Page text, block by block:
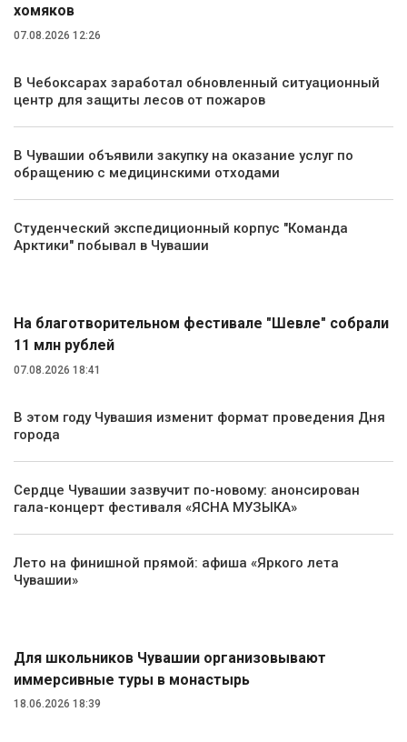
хомяков
07.08.2026 12:26
В Чебоксарах заработал обновленный ситуационный
центр для защиты лесов от пожаров
В Чувашии объявили закупку на оказание услуг по
обращению с медицинскими отходами
Студенческий экспедиционный корпус "Команда
Арктики" побывал в Чувашии
На благотворительном фестивале "Шевле" собрали
11 млн рублей
07.08.2026 18:41
В этом году Чувашия изменит формат проведения Дня
города
Сердце Чувашии зазвучит по-новому: анонсирован
гала-концерт фестиваля «ЯСНА МУЗЫКА»
Лето на финишной прямой: афиша «Яркого лета
Чувашии»
Для школьников Чувашии организовывают
иммерсивные туры в монастырь
18.06.2026 18:39